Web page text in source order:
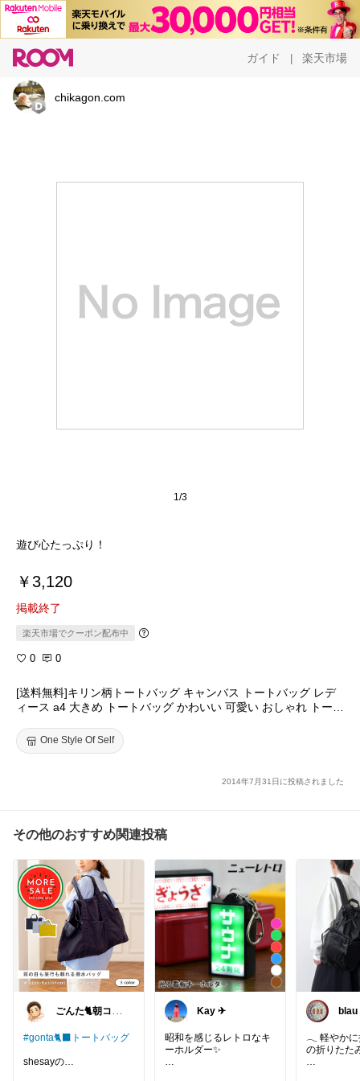
ガイド 楽天市場
chikagon.com
1/3
遊び心たっぷり！
￥3,120
掲載終了
楽天市場でクーポン配布中
0 0
[送料無料]キリン柄トートバッグ キャンバス トートバッグ レデ
ィース a4 大きめ トートバッグ かわいい 可愛い おしゃれ トート
マザーズバッグ ママバッグ トートバッグ【あす楽_土曜営業】
One Style Of Self
2014年7月31日に投稿されました
その他のおすすめ関連投稿
ごんた🐈朝コレ
#gonta🐈‍⬛トートバッグ
shesayの
Kay ✈︎
昭和を感じるレトロなキ
ーホルダー✨
blau
𓂃 軽やかに
の折りたた